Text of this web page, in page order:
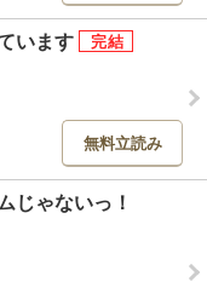
います
無料立読み
じゃないっ！